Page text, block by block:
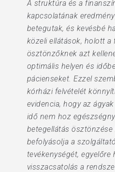
A struktúra és a
kapcsolatának
betegutak, és kevésbé
közeli ellátások, holott a
ösztönzőknek azt
optimális helyen és
pácienseket. Ezzel
kórházi felvételét
evidencia, hogy az
idő nem hoz
betegellátás
befolyásolja a
tevékenységét, egyelőre
visszacsatolás a